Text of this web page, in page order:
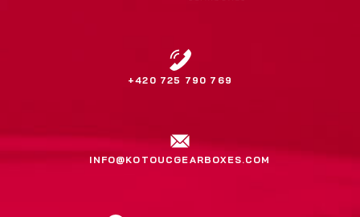
+420 725 790 769
INFO@KOTOUCGEARBOXES.COM